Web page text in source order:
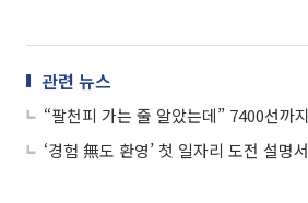
관련 뉴스
‘경험 無도 환영’ 첫 일자리 도전 설명서